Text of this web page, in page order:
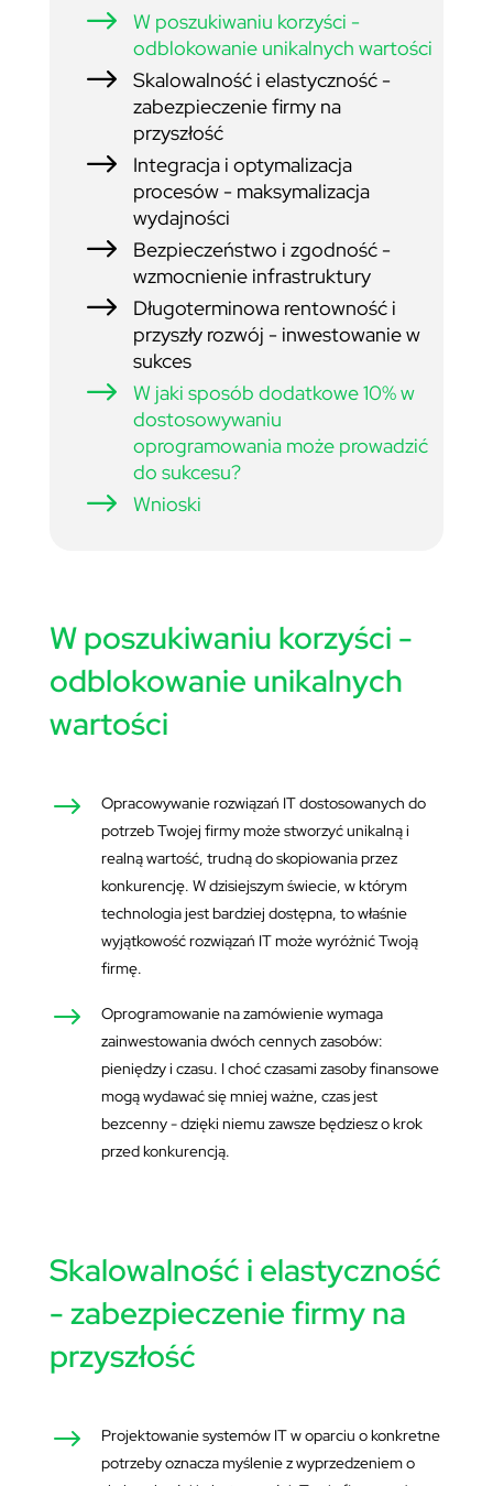
$
W poszukiwaniu korzyści -
odblokowanie unikalnych wartości
$
Skalowalność i elastyczność -
zabezpieczenie firmy na
przyszłość
$
Integracja i optymalizacja
procesów - maksymalizacja
wydajności
$
Bezpieczeństwo i zgodność -
wzmocnienie infrastruktury
$
Długoterminowa rentowność i
przyszły rozwój - inwestowanie w
sukces
$
W jaki sposób dodatkowe 10% w
dostosowywaniu
oprogramowania może prowadzić
do sukcesu?
$ Wnioski
W poszukiwaniu korzyści -
odblokowanie unikalnych
wartości
$
Opracowywanie rozwiązań IT dostosowanych do
potrzeb Twojej firmy może stworzyć unikalną i
realną wartość, trudną do skopiowania przez
konkurencję. W dzisiejszym świecie, w którym
technologia jest bardziej dostępna, to właśnie
wyjątkowość rozwiązań IT może wyróżnić Twoją
firmę.
$
Oprogramowanie na zamówienie wymaga
zainwestowania dwóch cennych zasobów:
pieniędzy i czasu. I choć czasami zasoby finansowe
mogą wydawać się mniej ważne, czas jest
bezcenny - dzięki niemu zawsze będziesz o krok
przed konkurencją.
Skalowalność i elastyczność
- zabezpieczenie firmy na
przyszłość
$
Projektowanie systemów IT w oparciu o konkretne
potrzeby oznacza myślenie z wyprzedzeniem o